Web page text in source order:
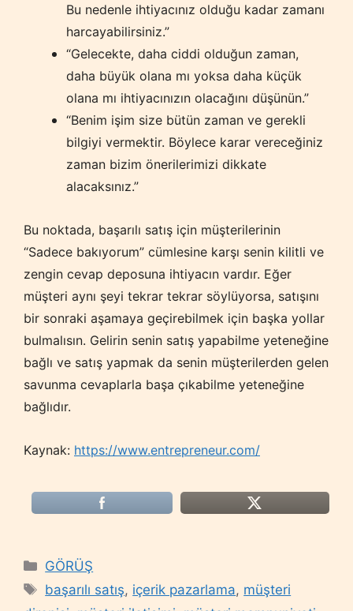
Bu nedenle ihtiyacınız olduğu kadar zamanı
harcayabilirsiniz.”
“Gelecekte, daha ciddi olduğun zaman,
daha büyük olana mı yoksa daha küçük
olana mı ihtiyacınızın olacağını düşünün.”
“Benim işim size bütün zaman ve gerekli
bilgiyi vermektir. Böylece karar vereceğiniz
zaman bizim önerilerimizi dikkate
alacaksınız.”
Bu noktada, başarılı satış için müşterilerinin
“Sadece bakıyorum” cümlesine karşı senin kilitli ve
zengin cevap deposuna ihtiyacın vardır. Eğer
müşteri aynı şeyi tekrar tekrar söylüyorsa, satışını
bir sonraki aşamaya geçirebilmek için başka yollar
bulmalısın. Gelirin senin satış yapabilme yeteneğine
bağlı ve satış yapmak da senin müşterilerden gelen
savunma cevaplarla başa çıkabilme yeteneğine
bağlıdır.
Kaynak: https://www.entrepreneur.com/
Categories
GÖRÜŞ
Tags
başarılı satış, içerik pazarlama, müşteri